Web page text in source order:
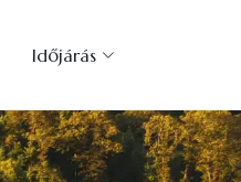
Időjárás